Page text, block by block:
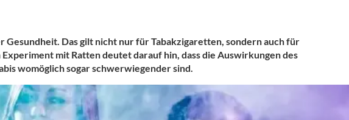
Gesundheit. Das gilt nicht nur für Tabakzigaretten, sondern auch für
Experiment mit Ratten deutet darauf hin, dass die Auswirkungen des
womöglich sogar schwerwiegender sind.